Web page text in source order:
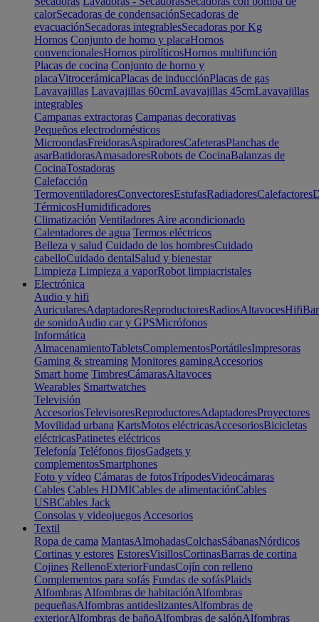
calorSecadoras de condensaciónSecadoras de
evacuaciónSecadoras integrablesSecadoras por Kg
Hornos Conjunto de horno y placaHornos
convencionalesHornos pirolíticosHornos multifunción
Placas de cocina Conjunto de horno y
placaVitrocerámicaPlacas de inducciónPlacas de gas
Lavavajillas Lavavajillas 60cmLavavajillas 45cmLavavajillas
integrables
Campanas extractoras Campanas decorativas
Pequeños electrodomésticos
MicroondasFreidorasAspiradoresCafeterasPlanchas de
asarBatidorasAmasadoresRobots de CocinaBalanzas de
CocinaTostadoras
Calefacción
TermoventiladoresConvectoresEstufasRadiadoresCalefactores
TérmicosHumidificadores
Climatización Ventiladores Aire acondicionado
Calentadores de agua Termos eléctricos
Belleza y salud Cuidado de los hombresCuidado
cabelloCuidado dentalSalud y bienestar
Limpieza Limpieza a vaporRobot limpiacristales
Electrónica
Audio y hifi
AuricularesAdaptadoresReproductoresRadiosAltavocesHifi
de sonidoAudio car y GPSMicrófonos
Informática
AlmacenamientoTabletsComplementosPortátilesImpresoras
Gaming & streaming Monitores gamingAccesorios
Smart home TimbresCámarasAltavoces
Wearables Smartwatches
Televisión
AccesoriosTelevisoresReproductoresAdaptadoresProyectores
Movilidad urbana KartsMotos eléctricasAccesoriosBicicletas
eléctricasPatinetes eléctricos
Telefonía Teléfonos fijosGadgets y
complementosSmartphones
Foto y vídeo Cámaras de fotosTrípodesVideocámaras
Cables Cables HDMICables de alimentaciónCables
USBCables Jack
Consolas y videojuegos Accesorios
Textil
Ropa de cama MantasAlmohadasColchasSábanasNórdicos
Cortinas y estores EstoresVisillosCortinasBarras de cortina
Cojines RellenoExteriorFundasCojín con relleno
Complementos para sofás Fundas de sofásPlaids
Alfombras Alfombras de habitaciónAlfombras
pequeñasAlfombras antideslizantesAlfombras de
exteriorAlfombras de bañoAlfombras de salónAlfombras